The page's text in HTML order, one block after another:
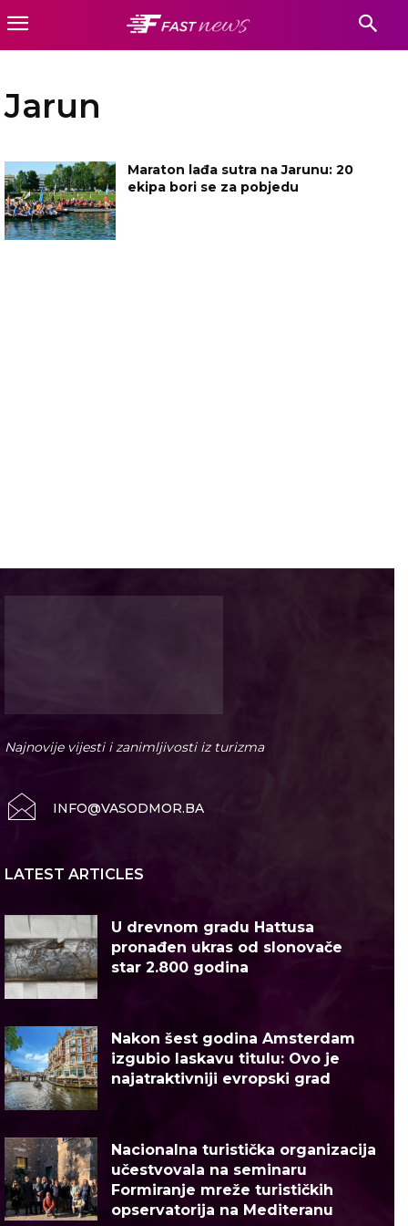
Jarun
Maraton lađa sutra na Jarunu: 20
ekipa bori se za pobjedu
Najnovije vijesti i zanimljivosti iz turizma
INFO@VASODMOR.BA
LATEST ARTICLES
U drevnom gradu Hattusa
pronađen ukras od slonovače
star 2.800 godina
Nakon šest godina Amsterdam
izgubio laskavu titulu: Ovo je
najatraktivniji evropski grad
Nacionalna turistička organizacija
učestvovala na seminaru
Formiranje mreže turističkih
opservatorija na Mediteranu